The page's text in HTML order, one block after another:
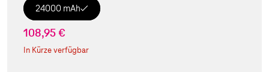
24000 mAh
108,95 €
In Kürze verfügbar